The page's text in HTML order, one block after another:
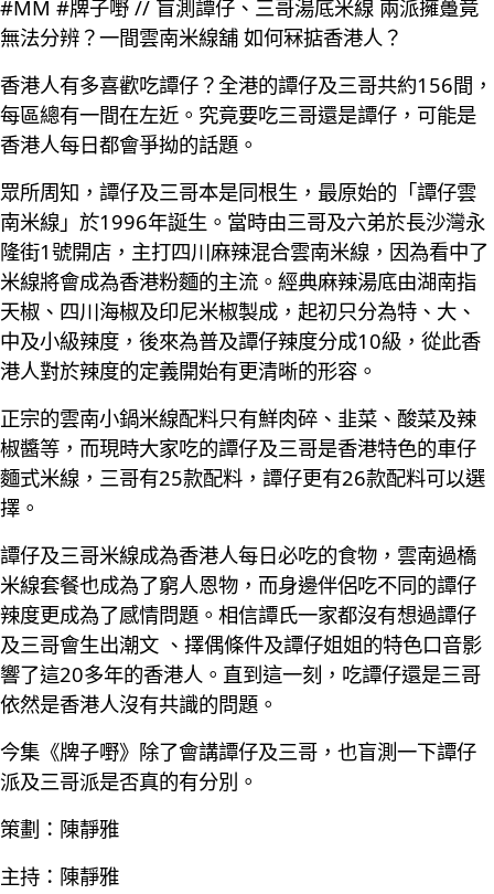
#MM #牌子嘢 // 盲測譚仔、三哥湯底米線 兩派擁躉竟
無法分辨？一間雲南米線舖 如何冧掂香港人？
香港人有多喜歡吃譚仔？全港的譚仔及三哥共約156間，
每區總有一間在左近。究竟要吃三哥還是譚仔，可能是
香港人每日都會爭拗的話題。
眾所周知，譚仔及三哥本是同根生，最原始的「譚仔雲
南米線」於1996年誕生。當時由三哥及六弟於長沙灣永
隆街1號開店，主打四川麻辣混合雲南米線，因為看中了
米線將會成為香港粉麵的主流。經典麻辣湯底由湖南指
天椒、四川海椒及印尼米椒製成，起初只分為特、大、
中及小級辣度，後來為普及譚仔辣度分成10級，從此香
港人對於辣度的定義開始有更清晰的形容。
正宗的雲南小鍋米線配料只有鮮肉碎、韭菜、酸菜及辣
椒醬等，而現時大家吃的譚仔及三哥是香港特色的車仔
麵式米線，三哥有25款配料，譚仔更有26款配料可以選
擇。
譚仔及三哥米線成為香港人每日必吃的食物，雲南過橋
米線套餐也成為了窮人恩物，而身邊伴侶吃不同的譚仔
辣度更成為了感情問題。相信譚氏一家都沒有想過譚仔
及三哥會生出潮文 、擇偶條件及譚仔姐姐的特色口音影
響了這20多年的香港人。直到這一刻，吃譚仔還是三哥
依然是香港人沒有共識的問題。
今集《牌子嘢》除了會講譚仔及三哥，也盲測一下譚仔
派及三哥派是否真的有分別。
策劃：陳靜雅
主持：陳靜雅